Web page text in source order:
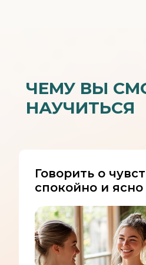
ЧЕМУ ВЫ
НАУЧИТЬСЯ
Говорить о
спокойно и ясно